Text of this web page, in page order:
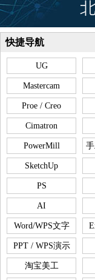
快捷导航
UG
Mastercam
Proe / Creo
Cimatron
PowerMill
SketchUp
PS
AI
Word/WPS文字
PPT / WPS演示
淘宝美工